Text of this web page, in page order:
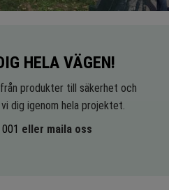
HELA VÄGEN!
produkter till säkerhet och
dig igenom hela projektet.
eller maila oss